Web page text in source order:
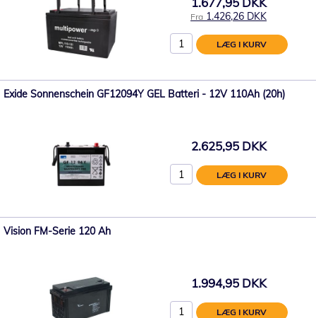
Fra 1.426,26 DKK
LÆG I KURV
Exide Sonnenschein GF12094Y GEL Batteri - 12V 110Ah (20h)
2.625,95 DKK
LÆG I KURV
Vision FM-Serie 120 Ah
1.994,95 DKK
LÆG I KURV